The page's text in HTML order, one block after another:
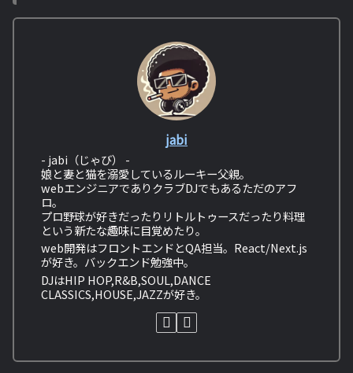
jabi
- jabi（じゃび） -
娘と妻と猫を溺愛しているルーキー父親。
webエンジニアでありクラブDJでもあるただのアフ
ロ。
プロ野球が好きだったりリトルトゥースだったり料理
という新たな趣味に目覚めたり。
web開発はフロントエンドとQA担当。React/Next.js
が好き。バックエンド勉強中。
DJはHIP HOP,R&B,SOUL,DANCE
CLASSICS,HOUSE,JAZZが好き。